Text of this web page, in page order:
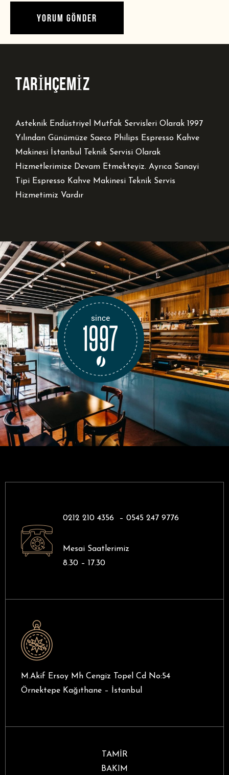
TARİHÇEMİZ
Asteknik Endüstriyel Mutfak Servisleri Olarak 1997
Yılından Günümüze Saeco Philips Espresso Kahve
Makinesi İstanbul Teknik Servisi Olarak
Hizmetlerimize Devam Etmekteyiz. Ayrıca Sanayi
Tipi Espresso Kahve Makinesi Teknik Servis
Hizmetimiz Vardır
0212 210 4356 – 0545 247 9776
Mesai Saatlerimiz
8.30 – 17.30
M.Akif Ersoy Mh Cengiz Topel Cd No:54
Örnektepe Kağıthane – İstanbul
TAMİR
BAKIM